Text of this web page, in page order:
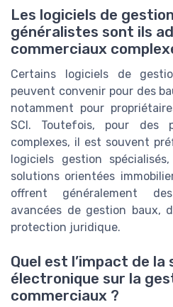
Les logiciels de
généralistes sont ils
commerciaux
Certains logiciels de
peuvent convenir pour des
notamment pour
SCI. Toutefois, pour des
complexes, il est souvent
logiciels gestion
solutions orientées
offrent généralement
avancées de gestion baux,
protection juridique.
Quel est l’impact de la
électronique sur la
commerciaux ?